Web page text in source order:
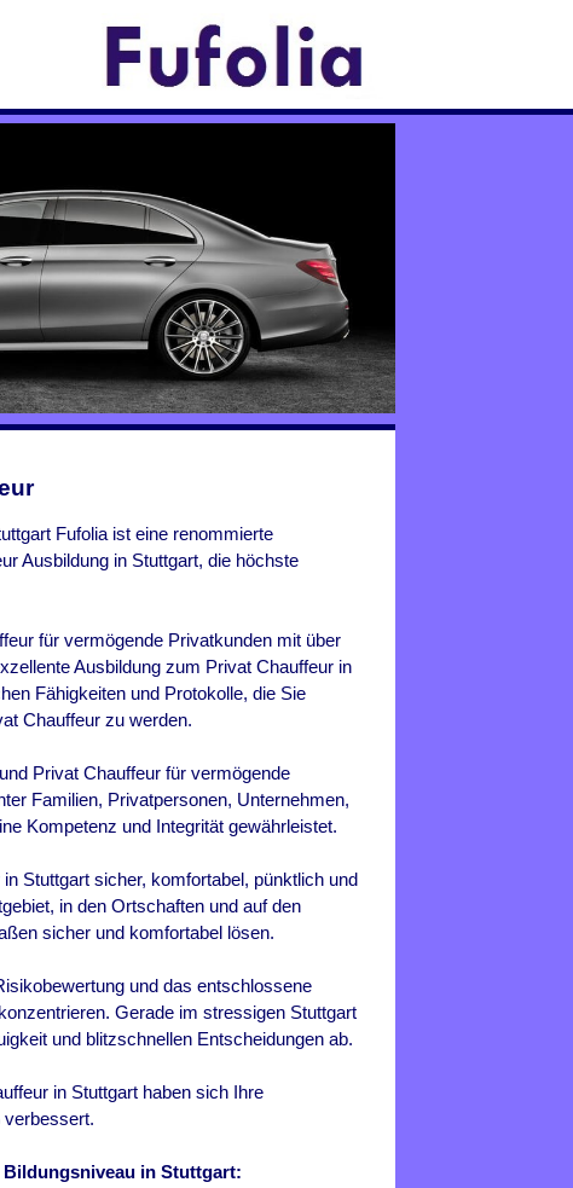
Fufolia ist eine renommierte
Ausbildung in Stuttgart, die höchste
für vermögende Privatkunden mit über
Ausbildung zum Privat Chauffeur in
Fähigkeiten und Protokolle, die Sie
Chauffeur zu werden.
Privat Chauffeur für vermögende
Familien, Privatpersonen, Unternehmen,
Kompetenz und Integrität gewährleistet.
Stuttgart sicher, komfortabel, pünktlich und
in den Ortschaften und auf den
sicher und komfortabel lösen.
und das entschlossene
Gerade im stressigen Stuttgart
und blitzschnellen Entscheidungen ab.
in Stuttgart haben sich Ihre
verbessert.
in Stuttgart: